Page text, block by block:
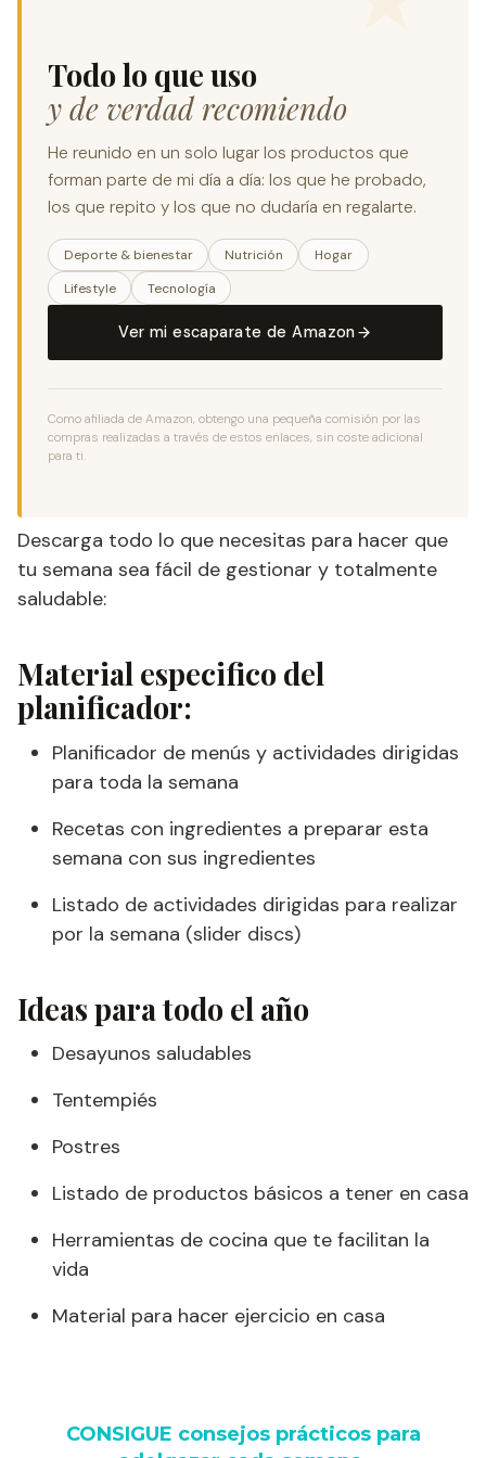
Todo lo que uso
y de verdad recomiendo
He reunido en un solo lugar los productos que
forman parte de mi día a día: los que he probado,
los que repito y los que no dudaría en regalarte.
Deporte & bienestar Nutrición
Hogar
Lifestyle
Tecnología
Ver mi escaparate de Amazon
Como afiliada de Amazon, obtengo una pequeña comisión por las
compras realizadas a través de estos enlaces, sin coste adicional
para ti.
Descarga todo lo que necesitas para hacer que
tu semana sea fácil de gestionar y totalmente
saludable:
Material especifico del
planificador:
Planificador de menús y actividades dirigidas
para toda la semana
Recetas con ingredientes a preparar esta
semana con sus ingredientes
Listado de actividades dirigidas para realizar
por la semana (slider discs)
Ideas para todo el año
Desayunos saludables
Tentempiés
Postres
Listado de productos básicos a tener en casa
Herramientas de cocina que te facilitan la
vida
Material para hacer ejercicio en casa
CONSIGUE consejos prácticos para